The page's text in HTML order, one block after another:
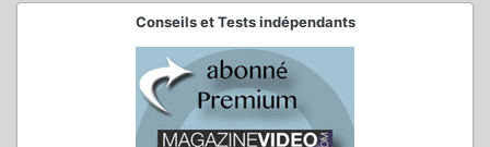
Conseils et Tests indépendants